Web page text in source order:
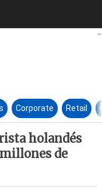
el
Corporate Retail
holandés
de